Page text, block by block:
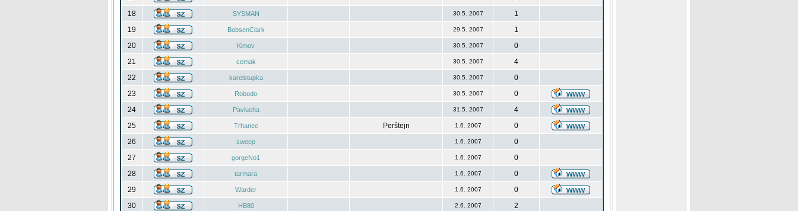
18
SYSMAN 30.5. 2007
1
19
BobsenClark 29.5. 2007
1
20
Kimov 30.5. 2007
0
21
cemak 30.5. 2007
4
22
karelstupka 30.5. 2007
0
23
Robodo 30.5. 2007
0
24
Pavlucha 31.5. 2007
4
25
Trhanec Perštejn 1.6. 2007
0
26
sweep 1.6. 2007
0
27
gorgeNo1 1.6. 2007
0
28
tarmara 1.6. 2007
0
29
Warder 1.6. 2007
0
30
HB80 2.6. 2007
2